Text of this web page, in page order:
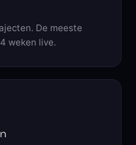
De meeste
weken live.